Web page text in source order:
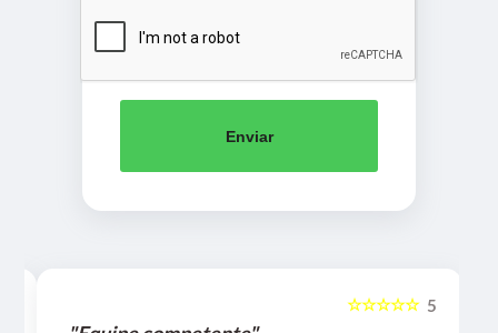
Enviar
5
☆☆☆☆☆